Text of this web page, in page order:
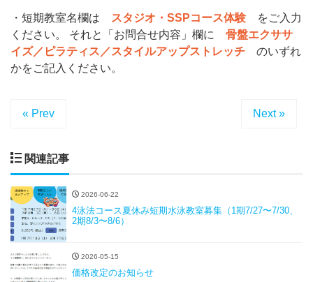
・短期教室名欄は スタジオ・SSPコース体験 をご入力
ください。 それと「お問合せ内容」欄に 骨盤エクササ
イズ／ピラティス／スタイルアップストレッチ のいずれ
かをご記入ください。
« Prev Next »
関連記事
2026-06-22
4泳法コース夏休み短期水泳教室募集（1期7/27〜7/30、
2期8/3〜8/6）
2026-05-15
価格改定のお知らせ